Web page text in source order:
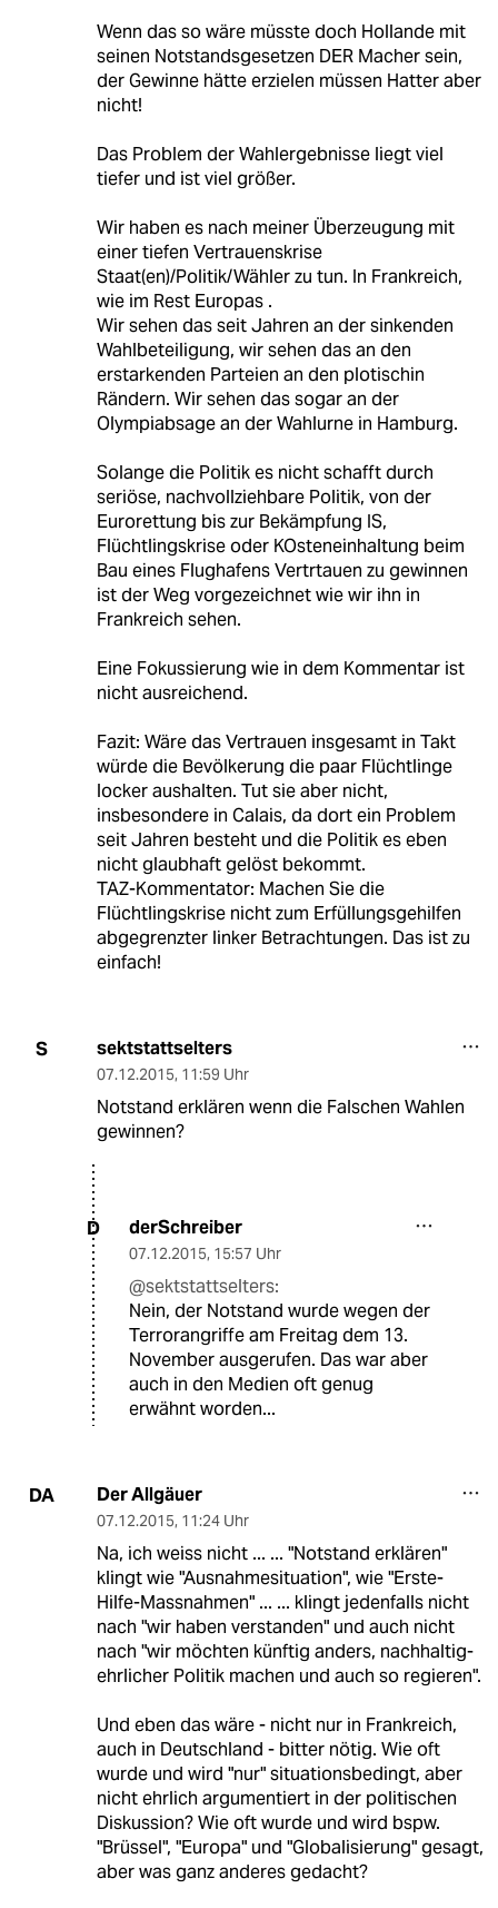
Wenn das so wäre müsste doch Hollande mit
seinen Notstandsgesetzen DER Macher sein,
der Gewinne hätte erzielen müssen Hatter aber
nicht!
Das Problem der Wahlergebnisse liegt viel
tiefer und ist viel größer.
Wir haben es nach meiner Überzeugung mit
einer tiefen Vertrauenskrise
Staat(en)/Politik/Wähler zu tun. In Frankreich,
wie im Rest Europas .
Wir sehen das seit Jahren an der sinkenden
Wahlbeteiligung, wir sehen das an den
erstarkenden Parteien an den plotischin
Rändern. Wir sehen das sogar an der
Olympiabsage an der Wahlurne in Hamburg.
Solange die Politik es nicht schafft durch
seriöse, nachvollziehbare Politik, von der
Eurorettung bis zur Bekämpfung IS,
Flüchtlingskrise oder KOsteneinhaltung beim
Bau eines Flughafens Vertrtauen zu gewinnen
ist der Weg vorgezeichnet wie wir ihn in
Frankreich sehen.
Eine Fokussierung wie in dem Kommentar ist
nicht ausreichend.
Fazit: Wäre das Vertrauen insgesamt in Takt
würde die Bevölkerung die paar Flüchtlinge
locker aushalten. Tut sie aber nicht,
insbesondere in Calais, da dort ein Problem
seit Jahren besteht und die Politik es eben
nicht glaubhaft gelöst bekommt.
TAZ-Kommentator: Machen Sie die
Flüchtlingskrise nicht zum Erfüllungsgehilfen
abgegrenzter linker Betrachtungen. Das ist zu
einfach!
S sektstattselters
07.12.2015, 11:59 Uhr
Notstand erklären wenn die Falschen Wahlen
gewinnen?
D derSchreiber
07.12.2015, 15:57 Uhr
@sektstattselters:
Nein, der Notstand wurde wegen der
Terrorangriffe am Freitag dem 13.
November ausgerufen. Das war aber
auch in den Medien oft genug
erwähnt worden...
DA Der Allgäuer
07.12.2015, 11:24 Uhr
Na, ich weiss nicht ... ... "Notstand erklären"
klingt wie "Ausnahmesituation", wie "Erste-
Hilfe-Massnahmen" ... ... klingt jedenfalls nicht
nach "wir haben verstanden" und auch nicht
nach "wir möchten künftig anders, nachhaltig-
ehrlicher Politik machen und auch so regieren".
Und eben das wäre - nicht nur in Frankreich,
auch in Deutschland - bitter nötig. Wie oft
wurde und wird "nur" situationsbedingt, aber
nicht ehrlich argumentiert in der politischen
Diskussion? Wie oft wurde und wird bspw.
"Brüssel", "Europa" und "Globalisierung" gesagt,
aber was ganz anderes gedacht?